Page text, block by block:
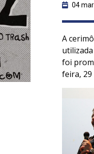
04
A
foi
feira,